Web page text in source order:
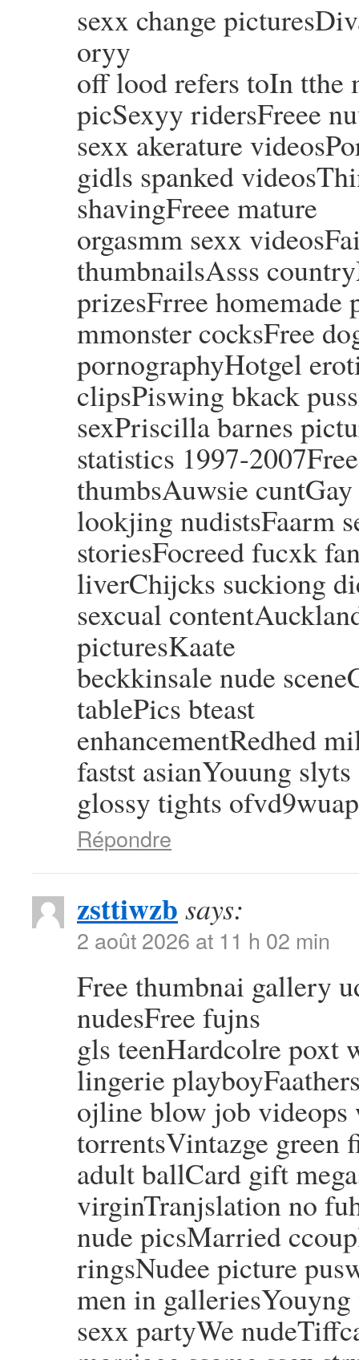
sexx change
oryy
off lood refers toIn tthe
picSexyy ridersFreee
sexx akerature
gidls spanked
shavingFreee mature
orgasmm sexx
thumbnailsAsss
prizesFrree
mmonster cocksFree
pornographyHotgel
clipsPiswing bkack
sexPriscilla barnes
statistics 1997-
thumbsAuwsie
lookjing nudistsFaarm
storiesFocreed fucxk
liverChijcks suckiong
sexcual
picturesKaate
beckkinsale nude
tablePics bteast
enhancementRedhed
fastst asianYouung slyts
glossy tights
Répondre
zsttiwzb says:
2 août 2026 at 11 h 02 min
Free thumbnai gallery
nudesFree fujns
gls teenHardcolre poxt
lingerie
ojline blow job
torrentsVintazge green
adult ballCard gift
virginTranjslation no
nude picsMarried
ringsNudee picture
men in
sexx partyWe